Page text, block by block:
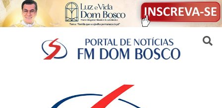
Sair da versão mobile